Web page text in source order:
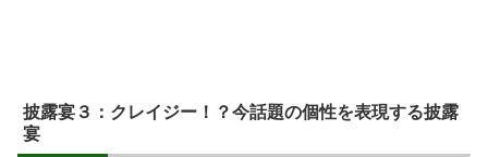
披露宴３：クレイジー！？今話題の個性を表現する披露
宴